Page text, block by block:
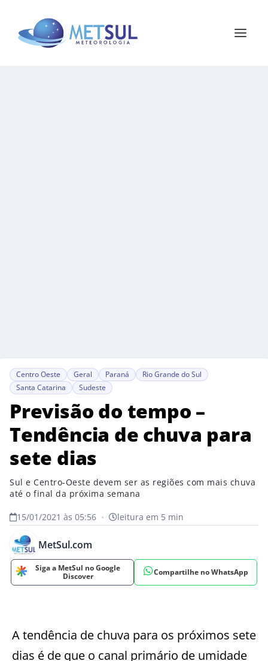
Centro Oeste Geral Paraná
Rio Grande do Sul
Santa Catarina
Sudeste
Previsão do tempo –
Tendência de chuva para
sete dias
Sul e Centro-Oeste devem ser as regiões com mais chuva
até o final da próxima semana
15/01/2021 às 05:56 • leitura em 5 min
MetSul.com
Siga a MetSul no Google
Discover
Compartilhe no WhatsApp
A tendência de chuva para os próximos sete
dias é de que o canal primário de umidade